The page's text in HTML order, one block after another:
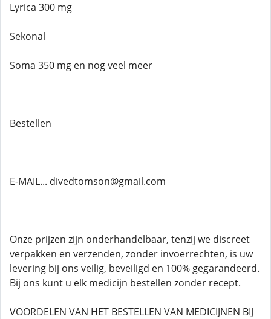
Lyrica 300 mg
Sekonal
Soma 350 mg en nog veel meer
Bestellen
E-MAIL... divedtomson@gmail.com
Onze prijzen zijn onderhandelbaar, tenzij we discreet
verpakken en verzenden, zonder invoerrechten, is uw
levering bij ons veilig, beveiligd en 100% gegarandeerd.
Bij ons kunt u elk medicijn bestellen zonder recept.
VOORDELEN VAN HET BESTELLEN VAN MEDICIJNEN BIJ